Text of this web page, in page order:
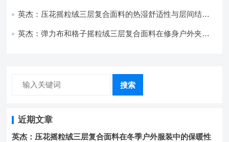
英杰：压花摇粒绒三层复合面料的热湿舒适性与层间结合
英杰：弹力布和格子摇粒绒三层复合面料在修身户外夹克
搜索
近期文章
英杰：压花摇粒绒三层复合面料在冬季户外服装中的保暖性